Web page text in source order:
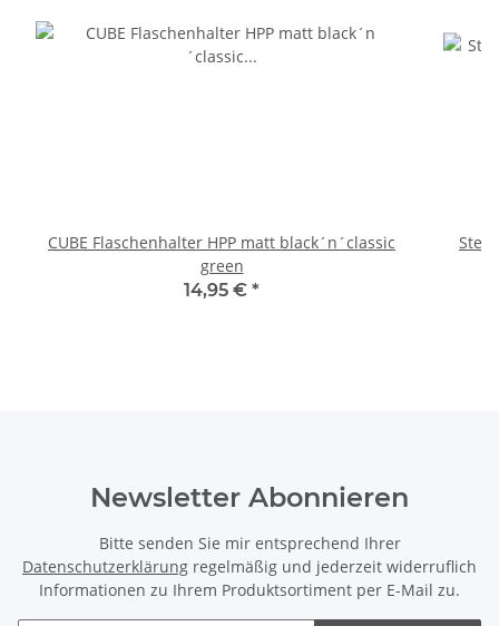
CUBE Flaschenhalter HPP matt black´n´classic
green
14,95 € *
Newsletter Abonnieren
Bitte senden Sie mir entsprechend Ihrer
Datenschutzerklärung regelmäßig und jederzeit widerruflich
Informationen zu Ihrem Produktsortiment per E-Mail zu.